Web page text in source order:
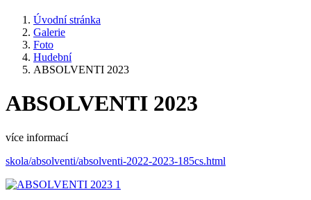
Úvodní stránka
Galerie
Foto
Hudební
ABSOLVENTI 2023
ABSOLVENTI 2023
více informací
skola/absolventi/absolventi-2022-2023-185cs.html